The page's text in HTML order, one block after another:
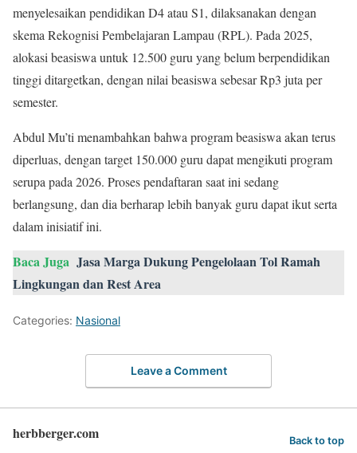
menyelesaikan pendidikan D4 atau S1, dilaksanakan dengan
skema Rekognisi Pembelajaran Lampau (RPL). Pada 2025,
alokasi beasiswa untuk 12.500 guru yang belum berpendidikan
tinggi ditargetkan, dengan nilai beasiswa sebesar Rp3 juta per
semester.
Abdul Mu’ti menambahkan bahwa program beasiswa akan terus
diperluas, dengan target 150.000 guru dapat mengikuti program
serupa pada 2026. Proses pendaftaran saat ini sedang
berlangsung, dan dia berharap lebih banyak guru dapat ikut serta
dalam inisiatif ini.
Baca Juga Jasa Marga Dukung Pengelolaan Tol Ramah
Lingkungan dan Rest Area
Categories: Nasional
Leave a Comment
herbberger.com Back to top